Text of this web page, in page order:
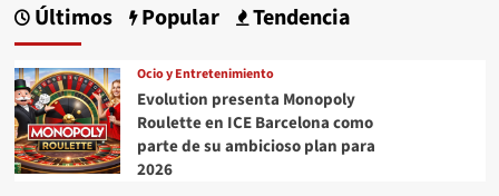
emprendimiento
factible
Últimos Popular Tendencia
Ocio y Entretenimiento
Evolution presenta Monopoly
Roulette en ICE Barcelona como
parte de su ambicioso plan para
2026